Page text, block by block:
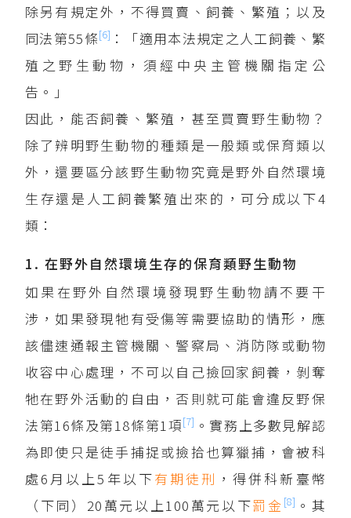
除另有規定外，不得買賣、飼養、繁殖；以及
同法第55條[6] ：「適用本法規定之人工飼養、繁
殖之野生動物，須經中央主管機關指定公
告。」
因此，能否飼養、繁殖，甚至買賣野生動物？
除了辨明野生動物的種類是一般類或保育類以
外，還要區分該野生動物究竟是野外自然環境
生存還是人工飼養繁殖出來的，可分成以下4
類：
1. 在野外自然環境生存的保育類野生動物
如果在野外自然環境發現野生動物請不要干
涉，如果發現牠有受傷等需要協助的情形，應
該儘速通報主管機關、警察局、消防隊或動物
收容中心處理，不可以自己撿回家飼養，剝奪
牠在野外活動的自由，否則就可能會違反野保
法第16條及第18條第1項[7] 。實務上多數見解認
為即使只是徒手捕捉或撿拾也算獵捕，會被科
處6月以上5年以下有期徒刑 ，得併科新臺幣
（下同）20萬元以上100萬元以下罰金 [8] 。其